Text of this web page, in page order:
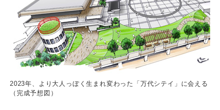
2023年、より大人っぽく生まれ変わった「万代シテイ」に会える
（完成予想図）